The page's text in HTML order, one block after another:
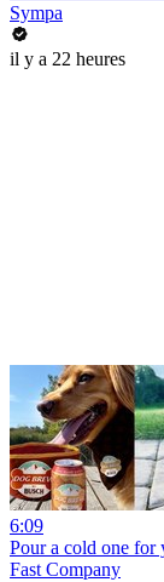
Sympa
il y a 22 heures
6:09
Pour a cold one for
Fast Company